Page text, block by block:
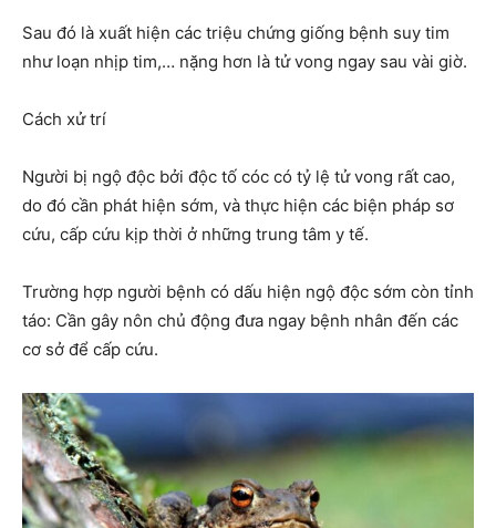
Sau đó là xuất hiện các triệu chứng giống bệnh suy tim
như loạn nhịp tim,… nặng hơn là tử vong ngay sau vài giờ.
Cách xử trí
Người bị ngộ độc bởi độc tố cóc có tỷ lệ tử vong rất cao,
do đó cần phát hiện sớm, và thực hiện các biện pháp sơ
cứu, cấp cứu kịp thời ở những trung tâm y tế.
Trường hợp người bệnh có dấu hiện ngộ độc sớm còn tỉnh
táo: Cần gây nôn chủ động đưa ngay bệnh nhân đến các
cơ sở để cấp cứu.